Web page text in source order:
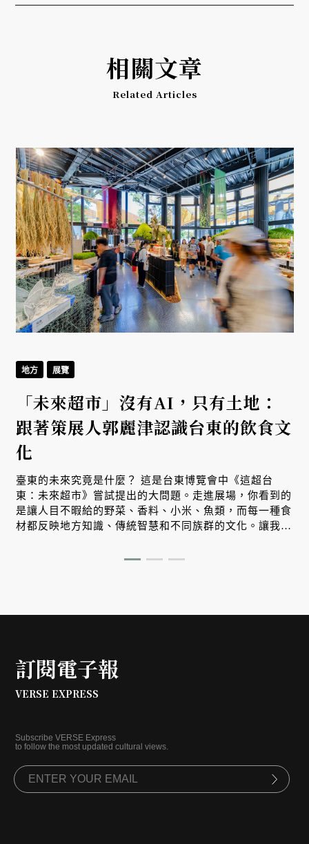
相關文章
Related Articles
地方 展覽
「未來超市」沒有AI，只有土地：
跟著策展人郭麗津認識台東的飲食文
化
臺東的未來究竟是什麼？ 這是台東博覽會中《這超台
東：未來超市》嘗試提出的大問題。走進展場，你看到的
是讓人目不暇給的野菜、香料、小米、魚類，而每一種食
材都反映地方知識、傳統智慧和不同族群的文化。讓我們
訂閱電子報
VERSE EXPRESS
Subscribe VERSE Express
to follow the most updated cultural views.